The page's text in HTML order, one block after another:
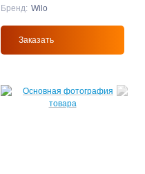
Бренд: Wilo
Заказать